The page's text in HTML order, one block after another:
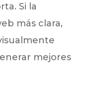
Si la
más clara,
mejores